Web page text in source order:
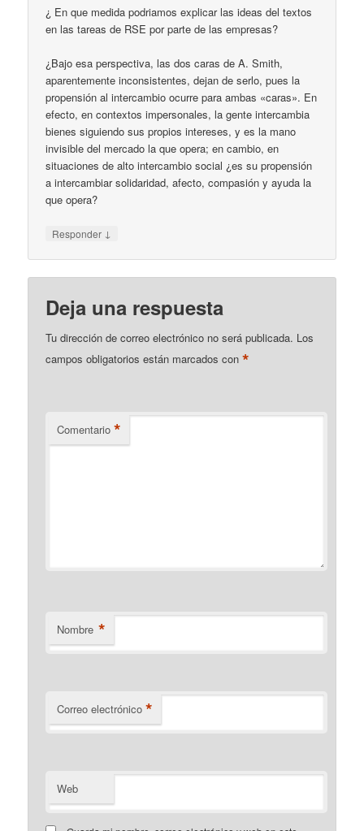
¿ En que medida podriamos explicar las ideas del textos
en las tareas de RSE por parte de las empresas?
¿Bajo esa perspectiva, las dos caras de A. Smith,
aparentemente inconsistentes, dejan de serlo, pues la
propensión al intercambio ocurre para ambas «caras». En
efecto, en contextos impersonales, la gente intercambia
bienes siguiendo sus propios intereses, y es la mano
invisible del mercado la que opera; en cambio, en
situaciones de alto intercambio social ¿es su propensión
a intercambiar solidaridad, afecto, compasión y ayuda la
que opera?
Responder ↓
Deja una respuesta
Tu dirección de correo electrónico no será publicada. Los
campos obligatorios están marcados con*
Comentario *
Nombre *
Correo electrónico *
Web